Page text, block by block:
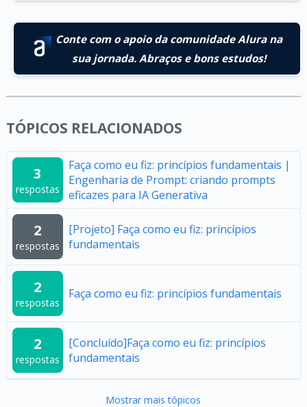
Conte com o apoio da comunidade Alura na
sua jornada. Abraços e bons estudos!
TÓPICOS RELACIONADOS
3
respostas
Faça como eu fiz: princípios fundamentais |
Engenharia de Prompt: criando prompts
eficazes para IA Generativa
2
respostas
[Projeto] Faça como eu fiz: princípios
fundamentais
2
respostas
Faça como eu fiz: princípios fundamentais
2
respostas
[Concluído]Faça como eu fiz: princípios
fundamentais
Mostrar mais tópicos